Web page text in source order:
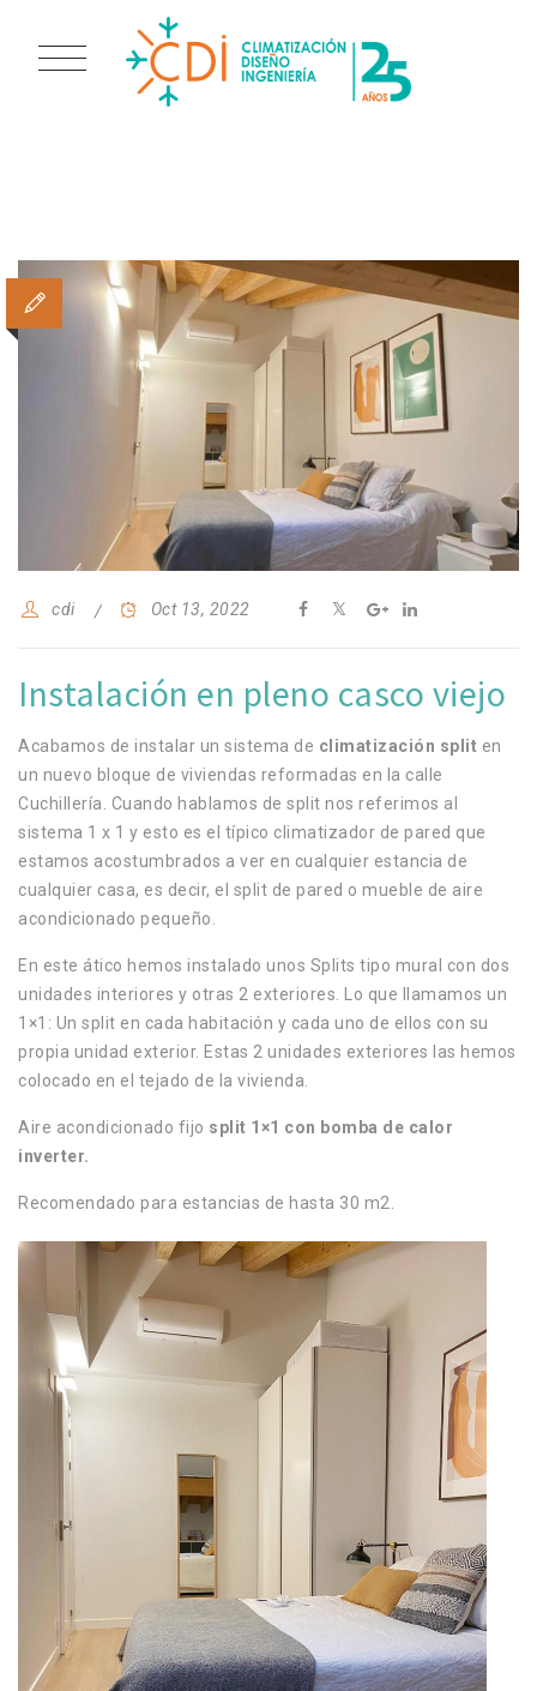
cdi Oct 13, 2022
Instalación en pleno casco viejo
Acabamos de instalar un sistema de climatización split en
un nuevo bloque de viviendas reformadas en la calle
Cuchillería. Cuando hablamos de split nos referimos al
sistema 1 x 1 y esto es el típico climatizador de pared que
estamos acostumbrados a ver en cualquier estancia de
cualquier casa, es decir, el split de pared o mueble de aire
acondicionado pequeño.
En este ático hemos instalado unos Splits tipo mural con dos
unidades interiores y otras 2 exteriores. Lo que llamamos un
1×1: Un split en cada habitación y cada uno de ellos con su
propia unidad exterior. Estas 2 unidades exteriores las hemos
colocado en el tejado de la vivienda.
Aire acondicionado fijo split 1×1 con bomba de calor
inverter.
Recomendado para estancias de hasta 30 m2.